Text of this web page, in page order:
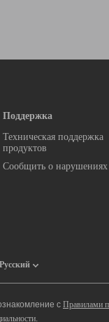
Поддержка
Техническая поддержка
продуктов
Сообщить о нарушениях
с Правилами
.